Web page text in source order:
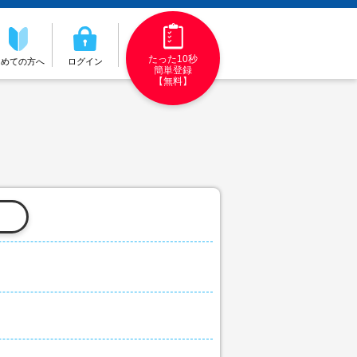
ての方へ ログイン
たった10秒
簡単登録
【無料】